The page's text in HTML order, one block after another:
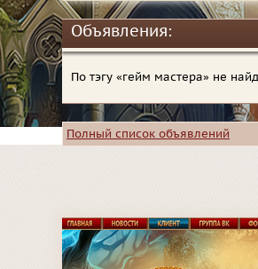
Объявления:
По тэгу «гейм мастера» не
Полный список объявлений